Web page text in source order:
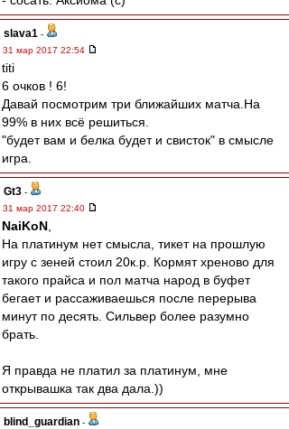
slava1 -
31 мар 2017 22:54
titi
6 очков ! 6!
Давай посмотрим три ближайших матча.На
99% в них всё решиться.
"будет вам и белка будет и свисток" в смысле
игра.
Gt3 -
31 мар 2017 22:40
NaiKoN
На платинум нет смысла, тикет на прошлую
игру с зеней стоил 20к.р. Кормят хреново для
такого прайса и пол матча народ в буфет
бегает и рассаживаешься после перерыва
минут по десять. Сильвер более разумно
брать.
Я правда не платил за платинум, мне
открывашка так два дала.))
blind_guardian -